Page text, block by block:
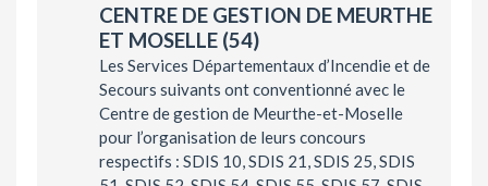
CENTRE DE GESTION DE MEURTHE
ET MOSELLE (54)
Les Services Départementaux d’Incendie et de
Secours suivants ont conventionné avec le
Centre de gestion de Meurthe-et-Moselle
pour l’organisation de leurs concours
respectifs : SDIS 10, SDIS 21, SDIS 25, SDIS